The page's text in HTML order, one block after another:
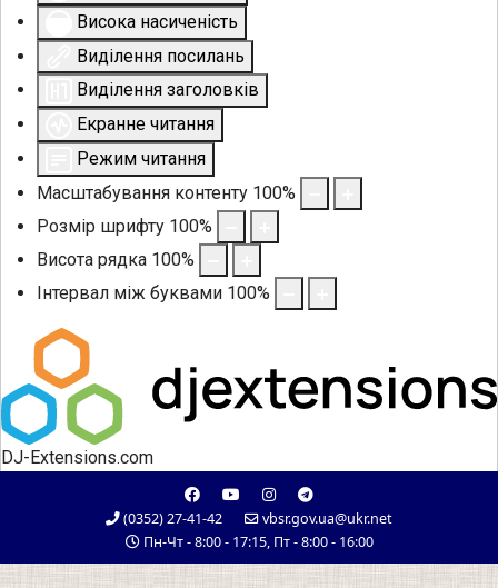
Висока насиченість
Виділення посилань
Виділення заголовків
Екранне читання
Режим читання
Масштабування контенту 100%
Розмір шрифту 100%
Висота рядка 100%
Інтервал між буквами 100%
DJ-Extensions.com
(0352) 27-41-42
vbsr.gov.ua@ukr.net
Пн-Чт - 8:00 - 17:15, Пт - 8:00 - 16:00